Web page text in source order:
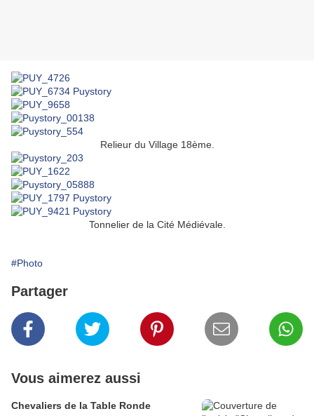
Relieur du Village 18ème.
Tonnelier de la Cité Médiévale.
#Photo
Partager
Vous aimerez aussi
Chevaliers de la Table Ronde